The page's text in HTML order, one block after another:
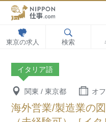
東京の求人 検索
イタリア語
関東 / 東京都 オ
海外営業/製造業の